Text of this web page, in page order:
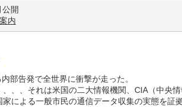
開
部告発で全世界に衝撃が走った。
、、、それは米国の二大情報機関、CIA（中央
家による一般市民の通信データ収集の実態を証